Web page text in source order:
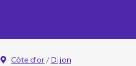
Côte d'or/Dijon